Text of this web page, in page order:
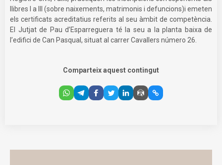
llibres I a III (sobre naixements, matrimonis i defuncions)i emeten
els certificats acreditatius referits al seu àmbit de competència.
El Jutjat de Pau d’Esparreguera té la seu a la planta baixa de
l’edifici de Can Pasqual, situat al carrer Cavallers número 26.
Comparteix aquest contingut